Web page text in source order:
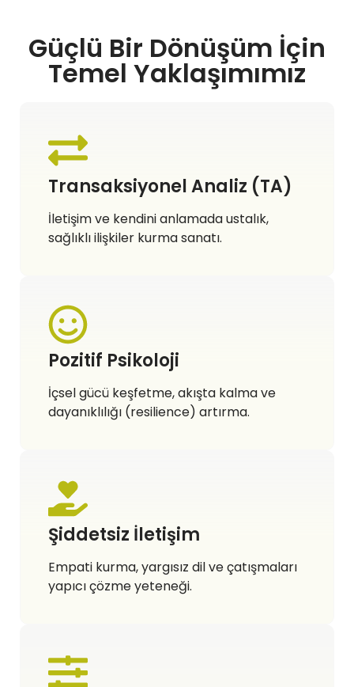
Güçlü Bir Dönüşüm İçin
Temel Yaklaşımımız
Transaksiyonel Analiz (TA)
İletişim ve kendini anlamada ustalık,
sağlıklı ilişkiler kurma sanatı.
Pozitif Psikoloji
İçsel gücü keşfetme, akışta kalma ve
dayanıklılığı (resilience) artırma.
Şiddetsiz İletişim
Empati kurma, yargısız dil ve çatışmaları
yapıcı çözme yeteneği.